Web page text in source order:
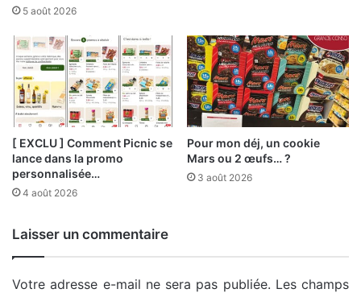
5 août 2026
[ EXCLU ] Comment Picnic se
lance dans la promo
personnalisée…
4 août 2026
Pour mon déj, un cookie
Mars ou 2 œufs… ?
3 août 2026
Laisser un commentaire
Votre adresse e-mail ne sera pas publiée. Les champs